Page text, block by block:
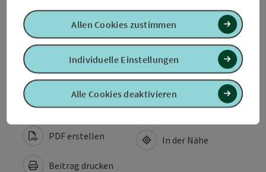
Eignung
Barrierefreiheit
PDF erstellen
Beitrag drucken
In der Nähe
Alle Cookies deaktivieren
Individuelle Einstellungen
Allen Cookies zustimmen